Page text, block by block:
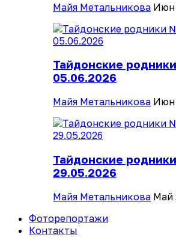
Майя Метальникова Июн
Тайдонские
05.06.2026
Майя Метальникова Июн
Тайдонские
29.05.2026
Майя Метальникова Май
Фоторепортажи
Контакты